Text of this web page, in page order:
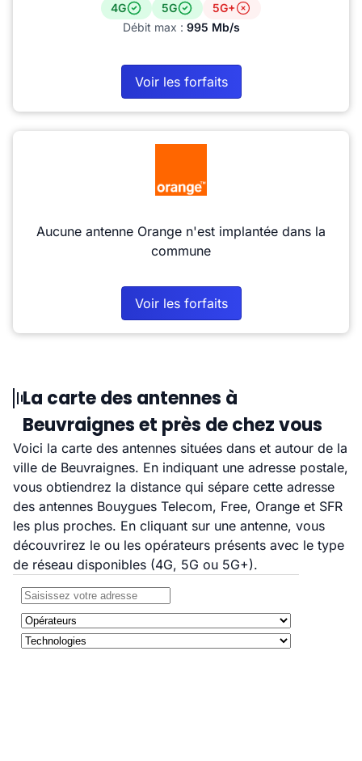
4G 5G
5G+
Débit max : 995 Mb/s
Voir les forfaits
Aucune antenne Orange n'est implantée dans la
commune
Voir les forfaits
La carte des antennes à
Beuvraignes et près de chez vous
Voici la carte des antennes situées dans et autour de la
ville de Beuvraignes. En indiquant une adresse postale,
vous obtiendrez la distance qui sépare cette adresse
des antennes Bouygues Telecom, Free, Orange et SFR
les plus proches. En cliquant sur une antenne, vous
découvrirez le ou les opérateurs présents avec le type
de réseau disponibles (4G, 5G ou 5G+).